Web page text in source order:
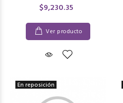
$9,230.35
Ver producto
En reposición